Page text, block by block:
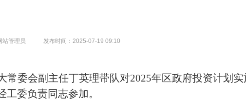
站管理员 发布时间：2025-07-19 09:10
常委会副主任丁英理带队对2025年区政府投资计划
工委负责同志参加。